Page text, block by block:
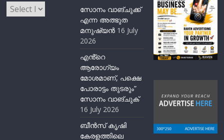
Archives
സോനം വാങ്ചുക്ക്
എന്ന അത്ഭുത
മനുഷ്യന്‍ 16 July
2026
എൻ്റെ
ആരോഗ്യം
മോശമാണ്, പക്ഷെ
പോരാട്ടം തുടരും”
സോനം വാങ്ചുക്
16 July 2026
ബീന്‍സ് കൃഷി
കേരളത്തിലെ